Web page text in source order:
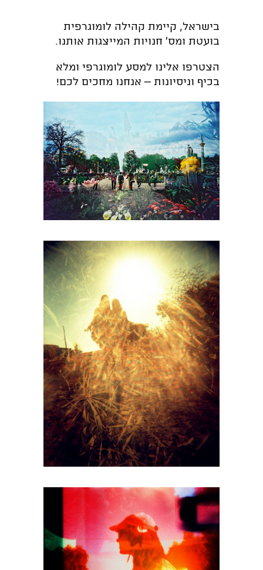
בישראל, קיימת קהילה לומוגרפית
בועטת ומס' חנויות המייצגות אותנו.
הצטרפו אלינו למסע לומוגרפי ומלא
בכיף וניסיונות – אנחנו מחכים לכם!